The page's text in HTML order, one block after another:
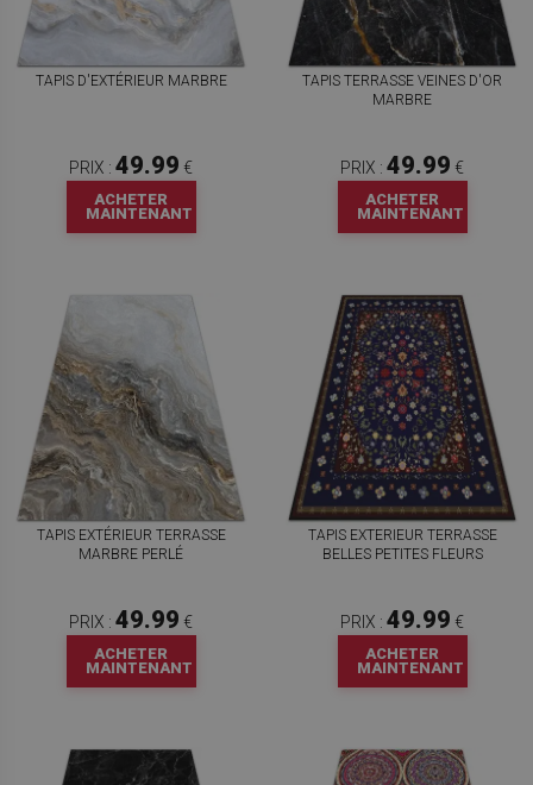
TAPIS D'EXTÉRIEUR MARBRE
PRIX : 49.99 €
ACHETER
MAINTENANT
TAPIS TERRASSE VEINES D'OR
MARBRE
PRIX : 49.99 €
ACHETER
MAINTENANT
TAPIS EXTÉRIEUR TERRASSE
MARBRE PERLÉ
PRIX : 49.99 €
ACHETER
MAINTENANT
TAPIS EXTERIEUR TERRASSE
BELLES PETITES FLEURS
PRIX : 49.99 €
ACHETER
MAINTENANT